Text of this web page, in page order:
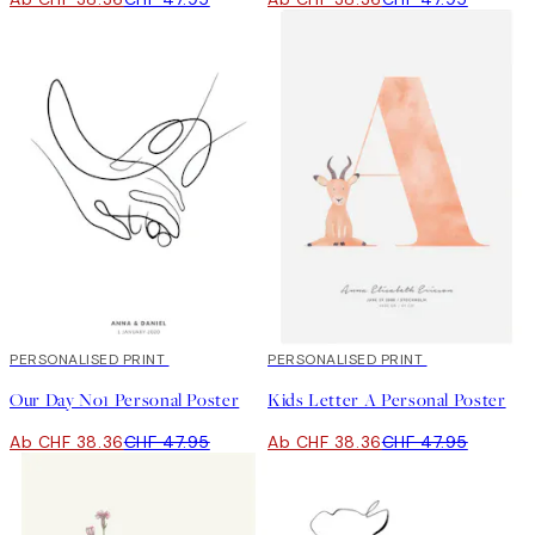
20%*
PERSONALISED PRINT
Our Day No1 Personal Poster
Ab CHF 38.36CHF 47.95
20%*
PERSONALISED PRINT
Kids Letter A Personal Poster
Ab CHF 38.36CHF 47.95